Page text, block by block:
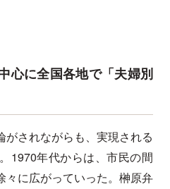
心に全国各地で「夫婦別
されながらも、実現される
1970年代からは、市民の間
々に広がっていった。榊原弁